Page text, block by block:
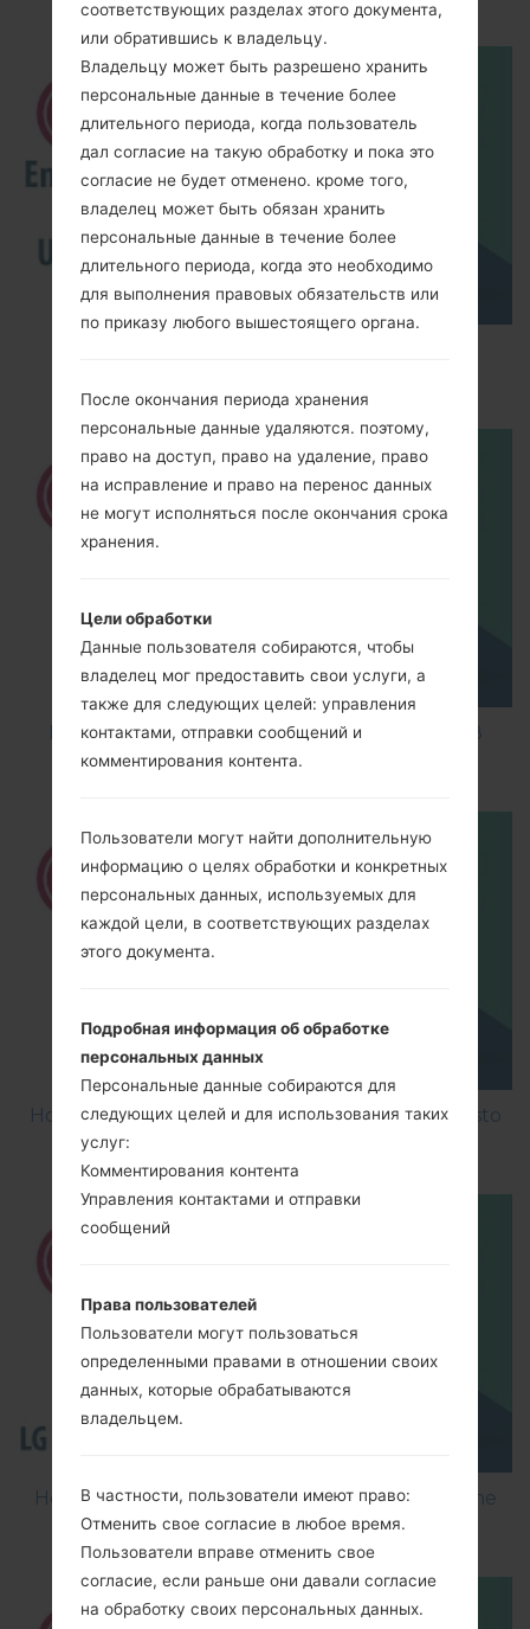
How to Factory Reset through code on LG K8
M200E?
How to Factory Reset through menu on LG Aristo
How to Flash Stock Firmware on LG Smartphone
using LG Flash Tool 2014?
соответствующих разделах этого документа,
или обратившись к владельцу.
Владельцу может быть разрешено хранить
персональные данные в течение более
длительного периода, когда пользователь
дал согласие на такую обработку и пока это
согласие не будет отменено. кроме того,
владелец может быть обязан хранить
персональные данные в течение более
длительного периода, когда это необходимо
для выполнения правовых обязательств или
по приказу любого вышестоящего органа.
После окончания периода хранения
персональные данные удаляются. поэтому,
право на доступ, право на удаление, право
на исправление и право на перенос данных
не могут исполняться после окончания срока
хранения.
Цели обработки
Данные пользователя собираются, чтобы
владелец мог предоставить свои услуги, а
также для следующих целей: управления
контактами, отправки сообщений и
комментирования контента.
Пользователи могут найти дополнительную
информацию о целях обработки и конкретных
персональных данных, используемых для
каждой цели, в соответствующих разделах
этого документа.
Подробная информация об обработке
персональных данных
Персональные данные собираются для
следующих целей и для использования таких
услуг:
Комментирования контента
Управления контактами и отправки
сообщений
Права пользователей
Пользователи могут пользоваться
определенными правами в отношении своих
данных, которые обрабатываются
владельцем.
В частности, пользователи имеют право:
Отменить свое согласие в любое время.
Пользователи вправе отменить свое
согласие, если раньше они давали согласие
на обработку своих персональных данных.